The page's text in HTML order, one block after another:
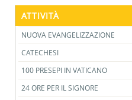
ATTIVITÀ
NUOVA EVANGELIZZAZIONE
CATECHESI
100 PRESEPI IN VATICANO
24 ORE PER IL SIGNORE